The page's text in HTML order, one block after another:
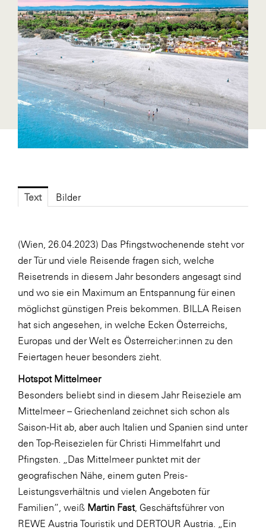
Blaguss
Bundesverband Sonnenschutztechnik
Cineplexx
Colmobil Austria
Controller Institut
Darbo
Designer Outlets Parndorf und Salzburg
Essity
foodaffairs
Fressnapf
FRoSTA
FV Energierohstoff & Kraftstoff
Gardena
Gas Connect Austria
GBV - Verband gemeinnütziger
Bauvereinigungen
Getzner Werkstoffe
Heimat Österreich
ikp
Johnson & Johnson
JELD-WEN DANA
kosaplaner
Text Bilder
(Wien, 26.04.2023) Das Pfingstwochenende steht vor
der Tür und viele Reisende fragen sich, welche
Reisetrends in diesem Jahr besonders angesagt sind
und wo sie ein Maximum an Entspannung für einen
möglichst günstigen Preis bekommen. BILLA Reisen
hat sich angesehen, in welche Ecken Österreichs,
Europas und der Welt es Österreicher:innen zu den
Feiertagen heuer besonders zieht.
Hotspot Mittelmeer
Besonders beliebt sind in diesem Jahr Reiseziele am
Mittelmeer – Griechenland zeichnet sich schon als
Saison-Hit ab, aber auch Italien und Spanien sind unter
den Top-Reisezielen für Christi Himmelfahrt und
Pfingsten. „Das Mittelmeer punktet mit der
geografischen Nähe, einem guten Preis-
Leistungsverhältnis und vielen Angeboten für
Familien“, weiß Martin Fast, Geschäftsführer von
REWE Austria Touristik und DERTOUR Austria. „Ein